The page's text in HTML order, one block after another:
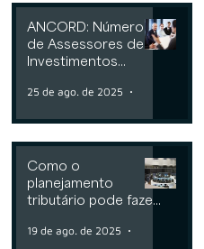
ANCORD: Número
de Assessores de
Investimentos
últimos 12 meses
25 de ago. de 2025
Como o
planejamento
tributário pode fazer
Consultorias ou
19 de ago. de 2025